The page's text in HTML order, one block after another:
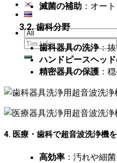
検
索
滅菌の補助 ：オー
3.2. 歯科分野
歯科器具の洗浄：
ハンドピースヘッ
精密器具の保護 ：
4. 医療・歯科で超音波洗浄機
高効率 ：汚れや細